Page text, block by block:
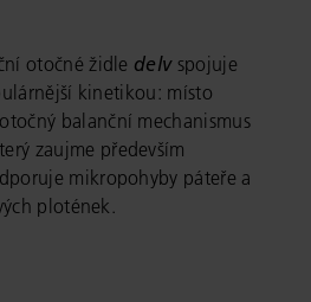
otočné židle delv spojuje
kinetikou: místo
balanční mechanismus
zaujme především
mikropohyby páteře a
plotének.